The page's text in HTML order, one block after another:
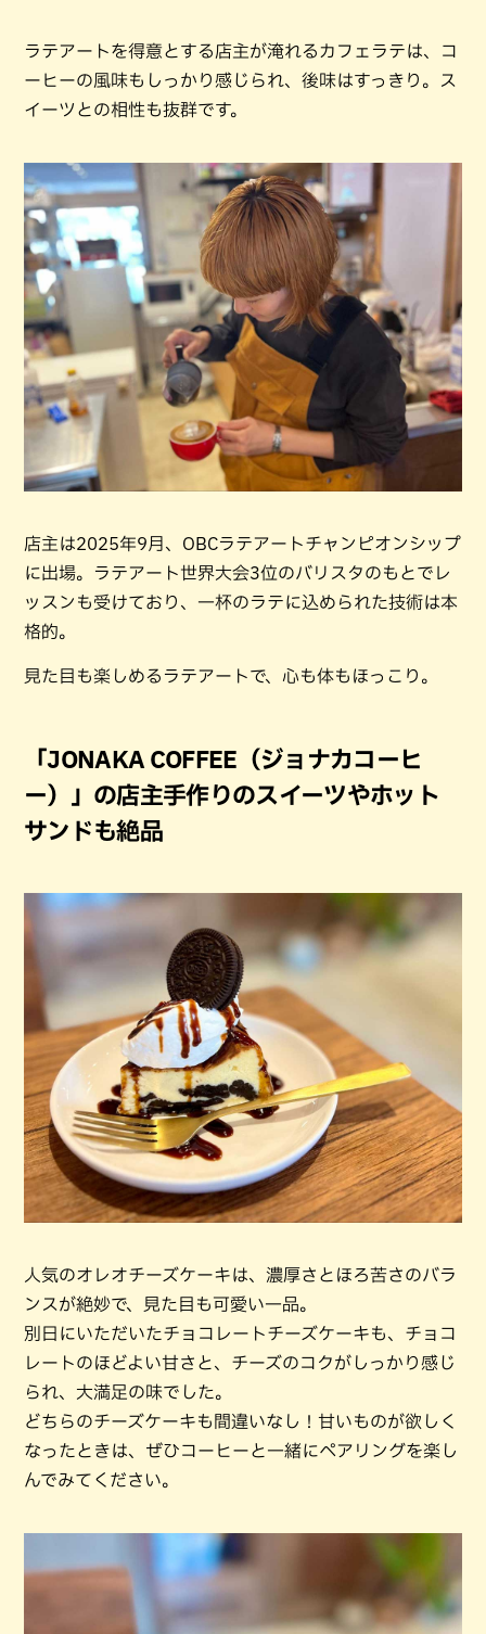
ラテアートを得意とする店主が淹れるカフェラテは、コ
ーヒーの風味もしっかり感じられ、後味はすっきり。ス
イーツとの相性も抜群です。
店主は2025年9月、OBCラテアートチャンピオンシップ
に出場。ラテアート世界大会3位のバリスタのもとでレ
ッスンも受けており、一杯のラテに込められた技術は本
格的。
見た目も楽しめるラテアートで、心も体もほっこり。
「JONAKA COFFEE（ジョナカコーヒ
ー）」の店主手作りのスイーツやホット
サンドも絶品
人気のオレオチーズケーキは、濃厚さとほろ苦さのバラ
ンスが絶妙で、見た目も可愛い一品。
別日にいただいたチョコレートチーズケーキも、チョコ
レートのほどよい甘さと、チーズのコクがしっかり感じ
られ、大満足の味でした。
どちらのチーズケーキも間違いなし！甘いものが欲しく
なったときは、ぜひコーヒーと一緒にペアリングを楽し
んでみてください。